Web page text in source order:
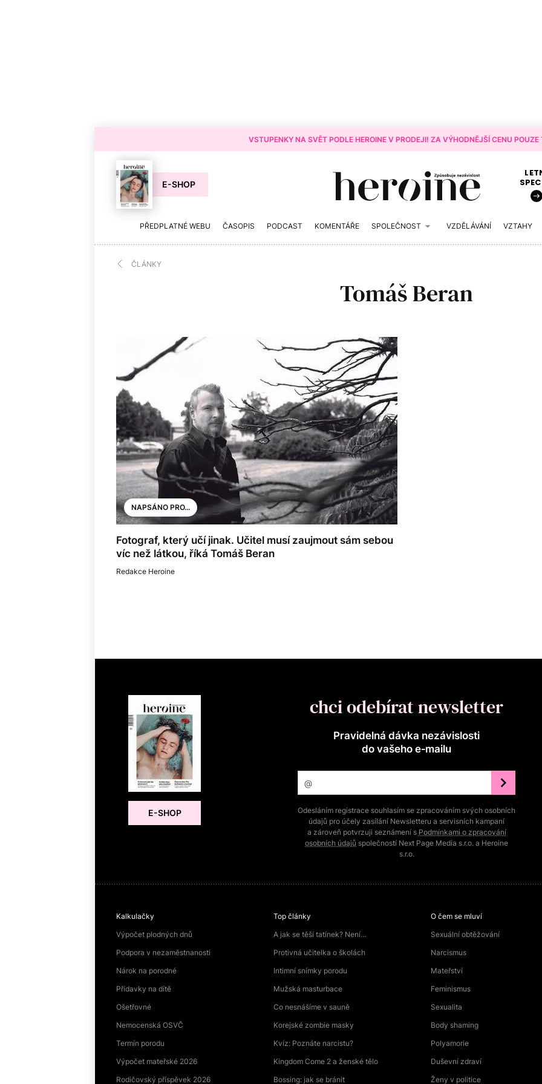
VSTUPENKY NA SVĚT PODLE HEROINE V PRODEJI! ZA VÝHODNĚJŠÍ CENU
E-SHOP
PŘEDPLATNÉ WEBU ČASOPIS PODCAST KOMENTÁŘE SPOLEČNOST VZDĚLÁVÁNÍ VZTAHY
ČLÁNKY
Tomáš Beran
NAPSÁNO PRO...
Fotograf, který učí jinak. Učitel musí zaujmout sám sebou
víc než látkou, říká Tomáš Beran
Redakce Heroine
E-SHOP
chci odebírat newsletter
Pravidelná dávka nezávislosti
do vašeho e‑mailu
Odesláním registrace souhlasím se zpracováním svých osobních
údajů pro účely zasílání Newsletteru a servisních kampaní
a zároveň potvrzuji seznámení s Podmínkami o zpracování
osobních údajů společností Next Page Media s.r.o. a Heroine
s.r.o.
Kalkulačky
Výpočet plodných dnů
Podpora v nezaměstnanosti
Nárok na porodné
Přídavky na dítě
Ošetřovné
Nemocenská OSVČ
Termín porodu
Výpočet mateřské 2026
Rodičovský příspěvek 2026
Top články
A jak se těší tatínek? Není…
Protivná učitelka o školách
Intimní snímky porodu
Mužská masturbace
Co nesnášíme v sauně
Korejské zombie masky
Kvíz: Poznáte narcistu?
Kingdom Come 2 a ženské tělo
Bossing: jak se bránit
O čem se mluví
Sexuální obtěžování
Narcismus
Mateřství
Feminismus
Sexualita
Body shaming
Polyamorie
Duševní zdraví
Ženy v politice